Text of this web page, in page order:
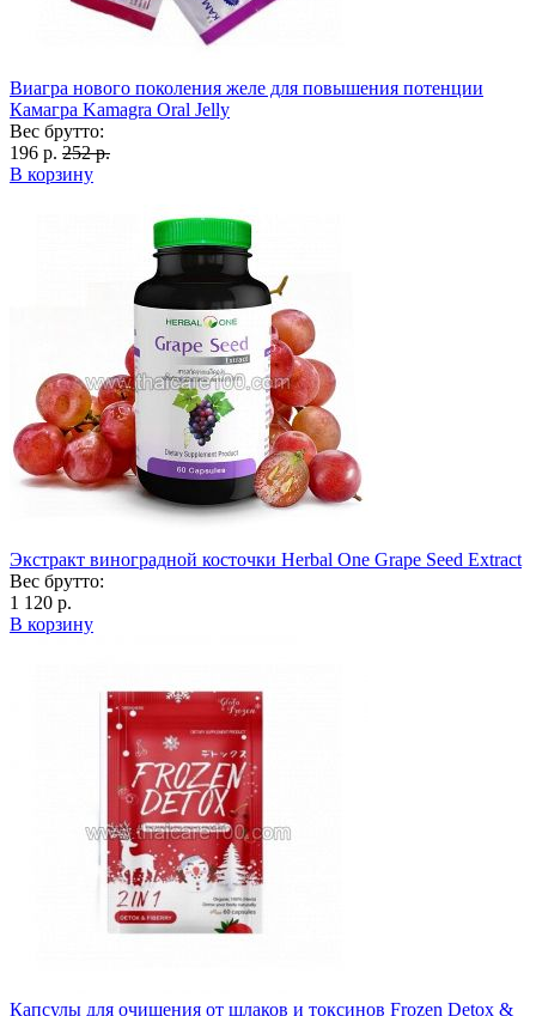
Виагра нового поколения желе для повышения потенции
Камагра Kamagra Oral Jelly
Вес брутто:
196 р. 252 р.
В корзину
Экстракт виноградной косточки Herbal One Grape Seed Extract
Вес брутто:
1 120 р.
В корзину
Капсулы для очищения от шлаков и токсинов Frozen Detox &